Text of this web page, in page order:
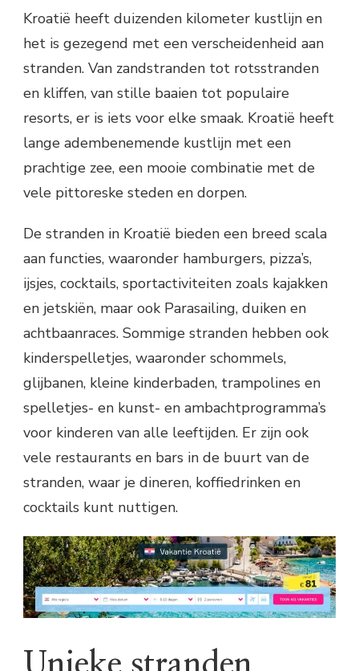
Kroatië heeft duizenden kilometer kustlijn en
het is gezegend met een verscheidenheid aan
stranden. Van zandstranden tot rotsstranden
en kliffen, van stille baaien tot populaire
resorts, er is iets voor elke smaak. Kroatië heeft
lange adembenemende kustlijn met een
prachtige zee, een mooie combinatie met de
vele pittoreske steden en dorpen.
De stranden in Kroatië bieden een breed scala
aan functies, waaronder hamburgers, pizza’s,
ijsjes, cocktails, sportactiviteiten zoals kajakken
en jetskiën, maar ook Parasailing, duiken en
achtbaanraces. Sommige stranden hebben ook
kinderspelletjes, waaronder schommels,
glijbanen, kleine kinderbaden, trampolines en
spelletjes- en kunst- en ambachtprogramma’s
voor kinderen van alle leeftijden. Er zijn ook
vele restaurants en bars in de buurt van de
stranden, waar je dineren, koffiedrinken en
cocktails kunt nuttigen.
Unieke stranden